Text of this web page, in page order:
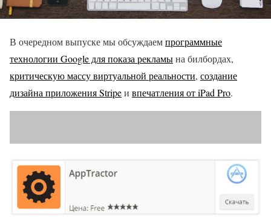
В очередном выпуске мы обсуждаемпрограммные
технологии Google для показа рекламына билбордах,
критическую массу виртуальной реальности, создание
дизайна приложения Stripeи впечатления от iPad Pro.